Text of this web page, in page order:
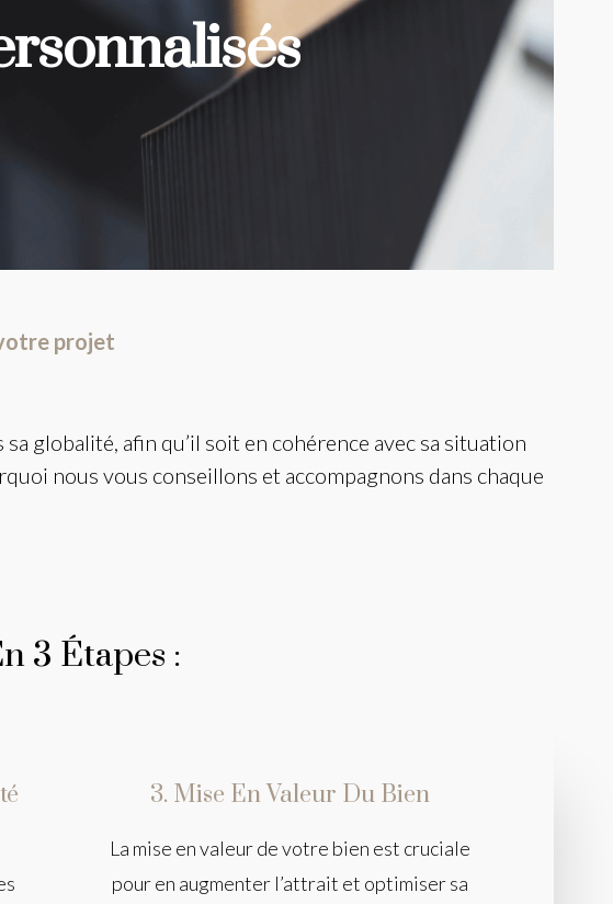
projet
globalité, afin qu’il soit en cohérence avec sa situation
nous vous conseillons et accompagnons dans chaque
3 Étapes :
3. Mise En Valeur Du Bien
La mise en valeur de votre bien est cruciale
pour en augmenter l’attrait et optimiser sa